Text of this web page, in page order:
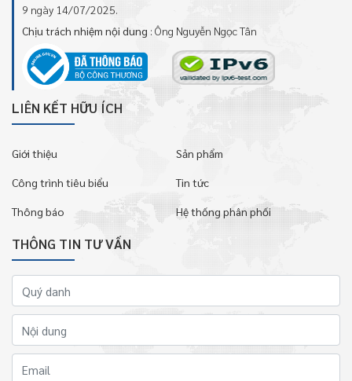
9 ngày 14/07/2025.
Chịu trách nhiệm nội dung : Ông Nguyễn Ngọc Tân
LIÊN KẾT HỮU ÍCH
Giới thiệu Sản phẩm
Công trình tiêu biểu Tin tức
Thông báo Hệ thống phân phối
THÔNG TIN TƯ VẤN